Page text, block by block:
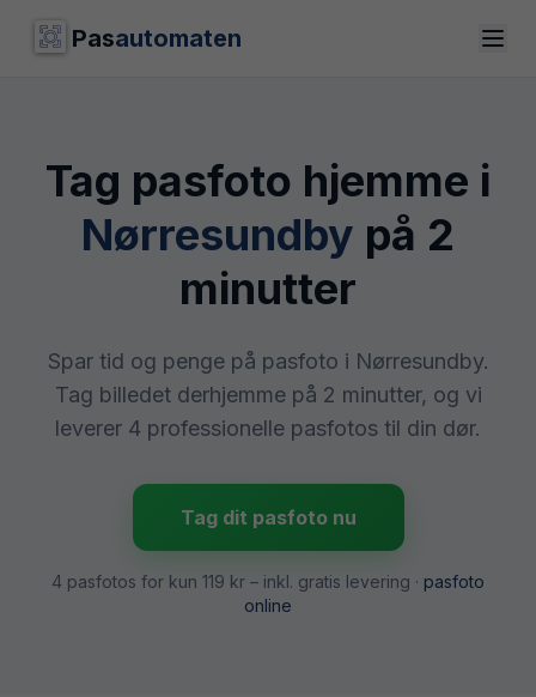
Pasautomaten
Tag pasfoto hjemme i
Nørresundby på 2
minutter
Spar tid og penge på pasfoto i Nørresundby.
Tag billedet derhjemme på 2 minutter, og vi
leverer 4 professionelle pasfotos til din dør.
Tag dit pasfoto nu
4 pasfotos for kun 119 kr – inkl. gratis levering · pasfoto
online